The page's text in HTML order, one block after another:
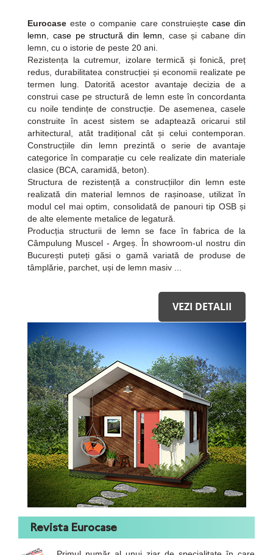
Eurocase este o companie care construiește case din
lemn
case pe structură din lemn , case și cabane din
lemn, cu o istorie de peste 20 ani.
Rezistența la cutremur, izolare termică și fonică, preț
redus, durabilitatea construcției și economii realizate pe
termen lung. Datorită acestor avantaje decizia de a
construi case pe structură de lemn este în concordanta
cu noile tendințe de construcție. De asemenea, casele
construite în acest sistem se adaptează oricarui stil
arhitectural, atât tradițional cât și celui contemporan.
Construcțiile din lemn prezintă o serie de avantaje
categorice în comparație cu cele realizate din materiale
clasice (BCA, caramidă, beton).
Structura de rezistență a construcțiilor din lemn este
realizată din material lemnos de rașinoase, utilizat în
modul cel mai optim, consolidată de panouri tip OSB și
de alte elemente metalice de legatură.
Producția structurii de lemn se face în fabrica de la
Câmpulung Muscel - Argeș. În showroom-ul nostru din
București puteți găsi o gamă variată de produse de
tâmplărie, parchet, uși de lemn masiv ...
VEZI DETALII
Revista Eurocase